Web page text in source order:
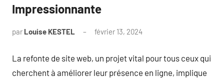
Impressionnante
par Louise KESTEL février 13, 2024
La refonte de site web, un projet vital pour tous ceux qui
cherchent à améliorer leur présence en ligne, implique